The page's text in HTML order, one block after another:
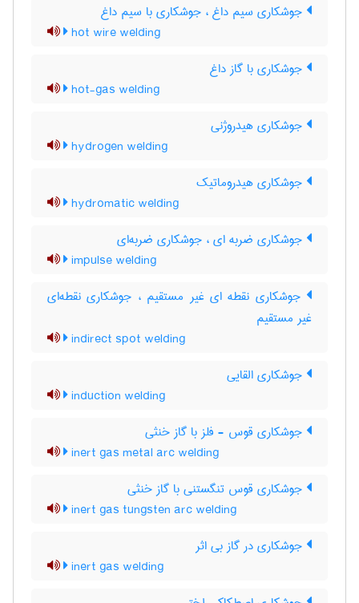
جوشکاری سیم داغ ، جوشکاری با سیم داغ
hot wire welding
جوشکاری با گاز داغ
hot-gas welding
جوشکاری هیدروژنی
hydrogen welding
جوشکاری هیدروماتیک
hydromatic welding
جوشکاری ضربه ای ، جوشکاری ضربه‌ای
impulse welding
جوشکاری نقطه ای غیر مستقیم ، جوشکاری نقطه‌ای
غیر مستقیم
indirect spot welding
جوشکاری القایی
induction welding
جوشکاری قوس - فلز با گاز خنثی
inert gas metal arc welding
جوشکاری قوس تنگستنی با گاز خنثی
inert gas tungsten arc welding
جوشکاری در گاز بی اثر
inert gas welding